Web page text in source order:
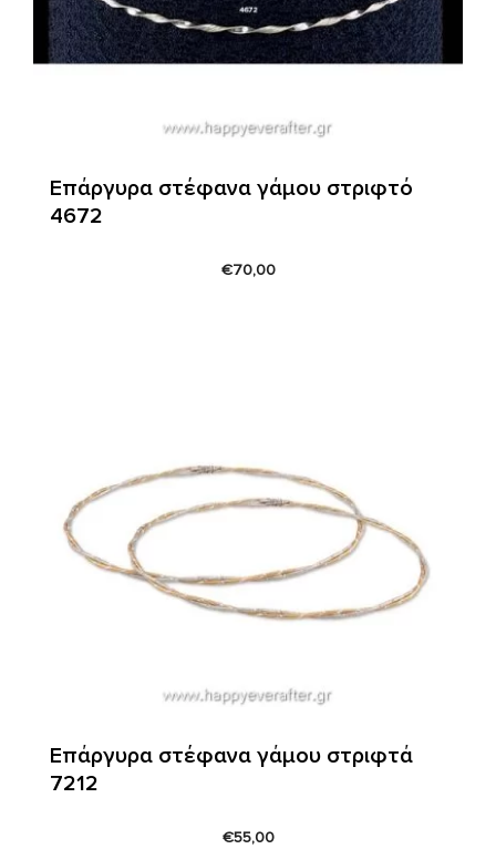
Επάργυρα στέφανα γάμου στριφτό
4672
€70,00
Επάργυρα στέφανα γάμου στριφτά
7212
€55,00